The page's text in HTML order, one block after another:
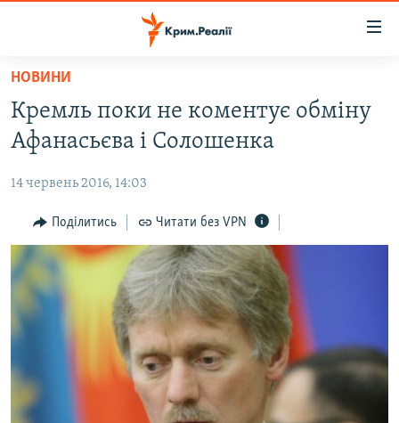
Перейти
основного
матеріалу
Перейти
до
навігації
Перейти
до
пошуку
ВОДА.КРИМ
ВІДЕО ТА ФОТО
ПОЛІТИКА
БЛОГИ
ПОГЛЯД
ІНТЕРВ'Ю
ВСЕ ЗА ДЕНЬ
СПЕЦПРОЕКТИ
ДЕПОРТАЦІЯ
ВІДЕОУРОКИ «ELIFBE»
ЯК ОБІЙТИ БЛОКУВАННЯ
НОВИНИ
Кремль поки не коментує обміну
Афанасьєва і Солошенка
14 червень 2016, 14:03
Поділитись Читати без VPN